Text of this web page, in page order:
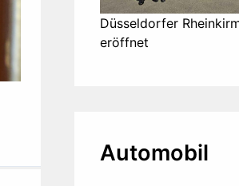
Düsseldorfer
eröffnet
Automobil